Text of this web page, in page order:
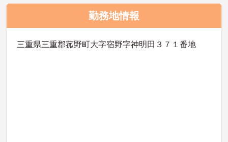
勤務地情報
三重県三重郡菰野町大字宿野字神明田３７１番地